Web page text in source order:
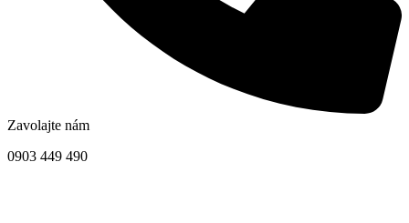
Zavolajte nám
0903 449 490